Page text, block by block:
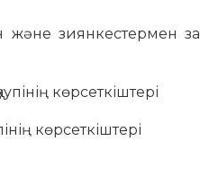
және зиянкестермен
көрсеткіштері
көрсеткіштері